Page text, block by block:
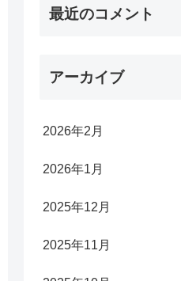
最近のコメント
アーカイブ
2026年2月
2026年1月
2025年12月
2025年11月